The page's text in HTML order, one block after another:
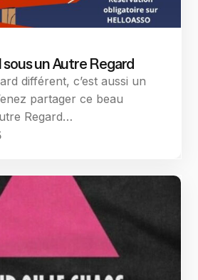
sous un Autre Regard
différent, c’est aussi un
partager ce beau
Regard…